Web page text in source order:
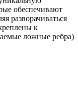
обеспечивают
разворачиваться
к
ложные ребра)